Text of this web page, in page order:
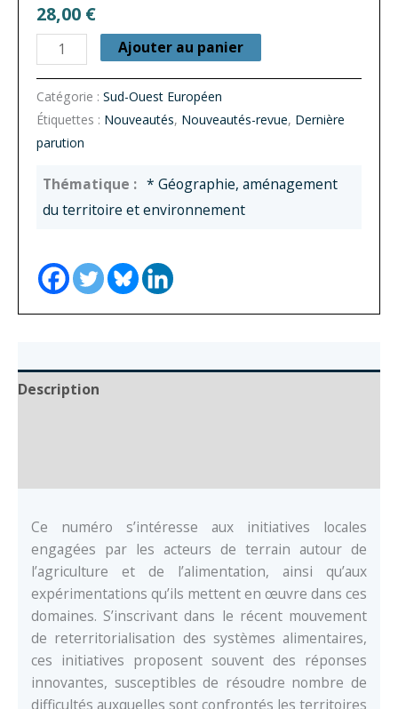
28,00 €
quantité
de
Sud-
Ouest
Européen
n°
57-
Initiatives
alimentaires
Ajouter au panier
Catégorie : Sud-Ouest Européen
Étiquettes : Nouveautés, Nouveautés-revue, Dernière
parution
* Géographie, aménagement
du territoire et environnement
Description
Ce numéro s’intéresse aux initiatives locales
engagées par les acteurs de terrain autour de
l’agriculture et de l’alimentation, ainsi qu’aux
expérimentations qu’ils mettent en œuvre dans ces
domaines. S’inscrivant dans le récent mouvement
de reterritorialisation des systèmes alimentaires,
ces initiatives proposent souvent des réponses
innovantes, susceptibles de résoudre nombre de
difficultés auxquelles sont confrontés les territoires